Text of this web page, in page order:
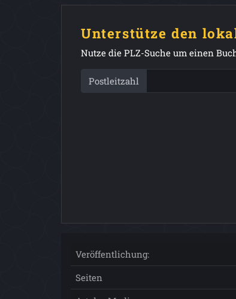
Unterstütze den
Nutze die PLZ-Suche um einen
Postleitzahl
Veröffentlichung:
Seiten